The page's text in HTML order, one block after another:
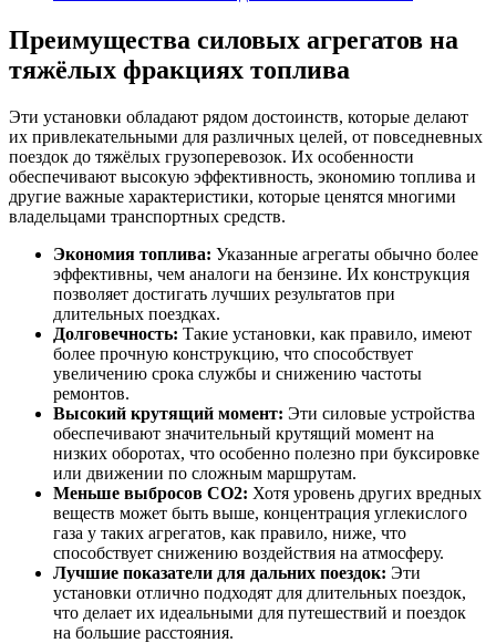
Преимущества силовых агрегатов на
тяжёлых фракциях топлива
Эти установки обладают рядом достоинств, которые делают
их привлекательными для различных целей, от повседневных
поездок до тяжёлых грузоперевозок. Их особенности
обеспечивают высокую эффективность, экономию топлива и
другие важные характеристики, которые ценятся многими
владельцами транспортных средств.
Экономия топлива: Указанные агрегаты обычно более
эффективны, чем аналоги на бензине. Их конструкция
позволяет достигать лучших результатов при
длительных поездках.
Долговечность: Такие установки, как правило, имеют
более прочную конструкцию, что способствует
увеличению срока службы и снижению частоты
ремонтов.
Высокий крутящий момент: Эти силовые устройства
обеспечивают значительный крутящий момент на
низких оборотах, что особенно полезно при буксировке
или движении по сложным маршрутам.
Меньше выбросов CO2: Хотя уровень других вредных
веществ может быть выше, концентрация углекислого
газа у таких агрегатов, как правило, ниже, что
способствует снижению воздействия на атмосферу.
Лучшие показатели для дальних поездок: Эти
установки отлично подходят для длительных поездок,
что делает их идеальными для путешествий и поездок
на большие расстояния.